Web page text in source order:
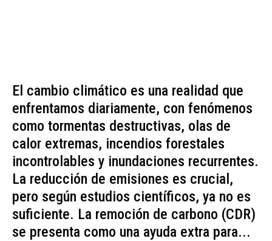
El cambio climático es una realidad que
enfrentamos diariamente, con fenómenos
como tormentas destructivas, olas de
calor extremas, incendios forestales
incontrolables y inundaciones recurrentes.
La reducción de emisiones es crucial,
pero según estudios científicos, ya no es
suficiente. La remoción de carbono (CDR)
se presenta como una ayuda extra para...